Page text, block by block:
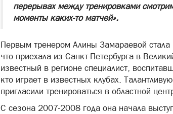
перерывах между тренировками
моменты каких-то матчей».
Первым тренером Алины Замараевой стала
что приехала из Санкт-Петербурга в
известный в регионе специалист,
кто играет в известных клубах.
пригласили тренироваться в областной
С сезона 2007-2008 года она начала